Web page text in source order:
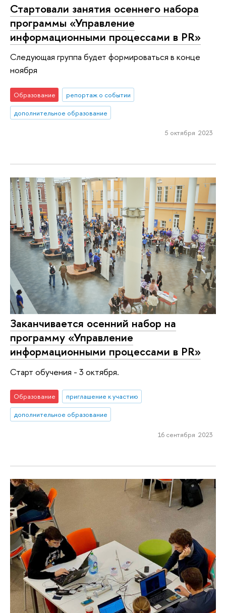
Стартовали занятия осеннего набора
программы «Управление
информационными процессами в PR»
Следующая группа будет формироваться в конце
ноября
Образование
репортаж о событии
дополнительное образование
5 октября 2023
Заканчивается осенний набор на
программу «Управление
информационными процессами в PR»
Старт обучения - 3 октября.
Образование
приглашение к участию
дополнительное образование
16 сентября 2023